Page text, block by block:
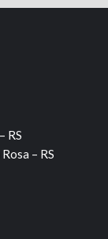
RS
– RS